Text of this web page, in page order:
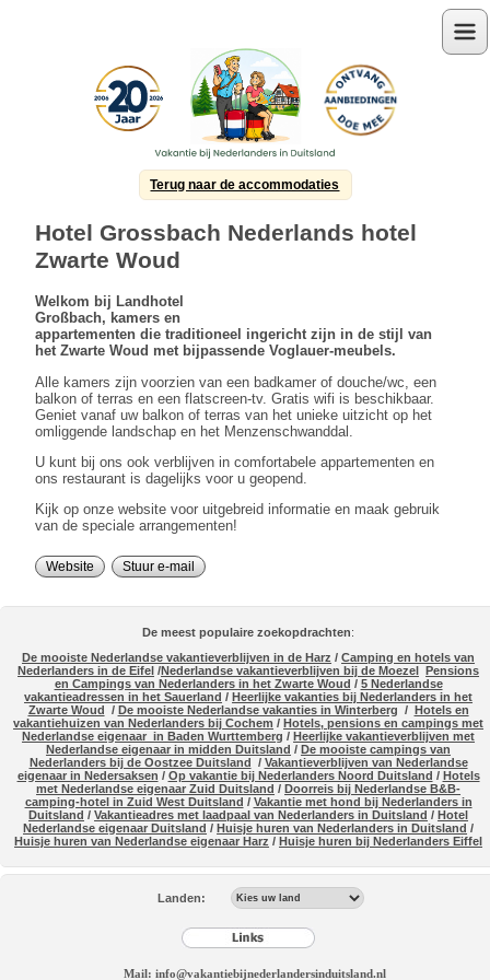
Menu
Terug naar de accommodaties
Hotel Grossbach Nederlands hotel
Zwarte Woud
Welkom bij Landhotel
Großbach, kamers en
appartementen die traditioneel ingericht zijn in de stijl van
het Zwarte Woud met bijpassende Voglauer-meubels.
Alle kamers zijn voorzien van een badkamer of douche/wc, een
balkon of terras en een flatscreen-tv. Gratis wifi is beschikbaar.
Geniet vanaf uw balkon of terras van het unieke uitzicht op het
omliggende landschap en het Menzenschwanddal.
U kunt bij ons ook verblijven in comfortabele appartementen en
ons restaurant is dagelijks voor u geopend.
Kijk op onze website voor uitgebreid informatie en maak gebruik
van de speciale arrangementen!
Website Stuur e-mail
De meest populaire zoekopdrachten:
De mooiste Nederlandse vakantieverblijven in de Harz /Camping en hotels van
Nederlanders in de Eifel /Nederlandse vakantieverblijven bij de Moezel Pensions
en Campings van Nederlanders in het Zwarte Woud / 5 Nederlandse
vakantieadressen in het Sauerland /Heerlijke vakanties bij Nederlanders in het
Zwarte Woud / De mooiste Nederlandse vakanties in Winterberg / Hotels en
vakantiehuizen van Nederlanders bij Cochem /Hotels, pensions en campings met
Nederlandse eigenaar in Baden Wurttemberg /Heerlijke vakantieverblijven met
Nederlandse eigenaar in midden Duitsland /De mooiste campings van
Nederlanders bij de Oostzee Duitsland / Vakantieverblijven van Nederlandse
eigenaar in Nedersaksen / Op vakantie bij Nederlanders Noord Duitsland / Hotels
met Nederlandse eigenaar Zuid Duitsland /Doorreis bij Nederlandse B&B-
camping-hotel in Zuid West Duitsland / Vakantie met hond bij Nederlanders in
Duitsland /Vakantieadres met laadpaal van Nederlanders in Duitsland /Hotel
Nederlandse eigenaar Duitsland /Huisje huren van Nederlanders in Duitsland /
Huisje huren van Nederlandse eigenaar Harz /Huisje huren bij Nederlanders Eiffel
Landen:
Mail: info@vakantiebijnederlandersinduitsland.nl